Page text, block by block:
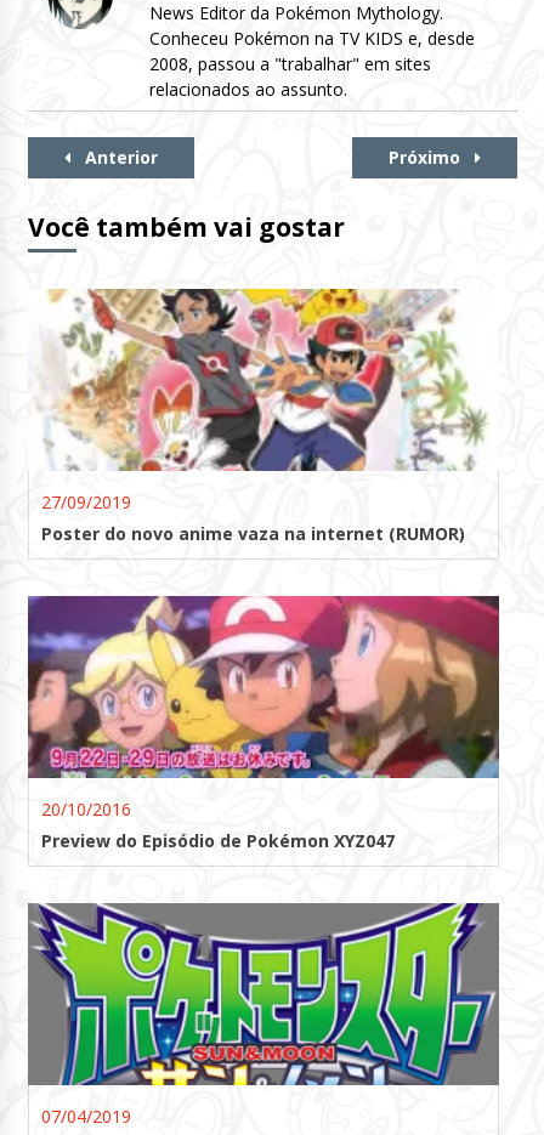
News Editor da Pokémon Mythology.
Conheceu Pokémon na TV KIDS e, desde
2008, passou a "trabalhar" em sites
relacionados ao assunto.
Continue
Anterior Próximo
Você também vai gostar
27/09/2019
Poster do novo anime vaza na internet (RUMOR)
20/10/2016
Preview do Episódio de Pokémon XYZ047
07/04/2019